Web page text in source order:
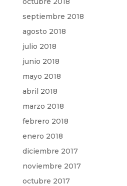
septiembre 2018
agosto 2018
julio 2018
junio 2018
mayo 2018
abril 2018
marzo 2018
febrero 2018
enero 2018
diciembre 2017
noviembre 2017
octubre 2017